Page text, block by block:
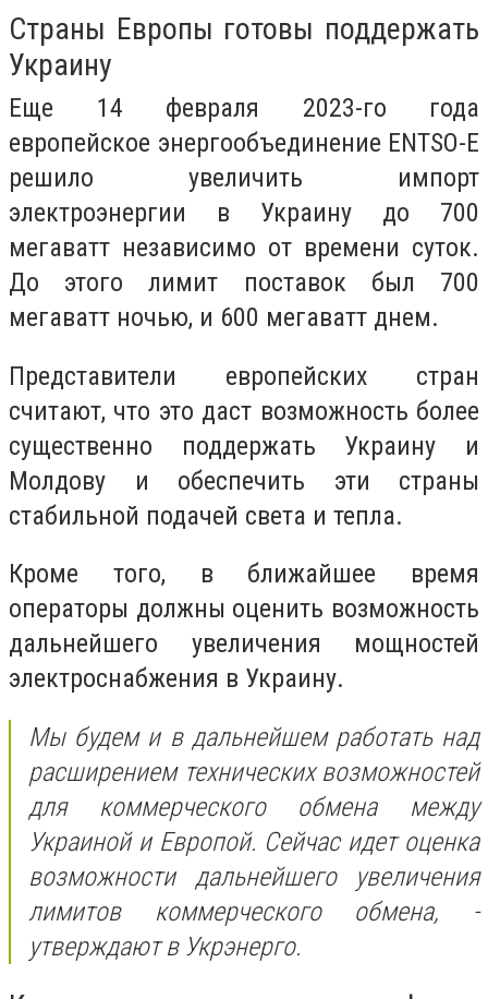
Страны Европы готовы поддержать
Украину
Еще 14 февраля 2023-го года
европейское энергообъединение ENTSO-E
решило увеличить импорт
электроэнергии в Украину до 700
мегаватт независимо от времени суток.
До этого лимит поставок был 700
мегаватт ночью, и 600 мегаватт днем.
Представители европейских стран
считают, что это даст возможность более
существенно поддержать Украину и
Молдову и обеспечить эти страны
стабильной подачей света и тепла.
Кроме того, в ближайшее время
операторы должны оценить возможность
дальнейшего увеличения мощностей
электроснабжения в Украину.
Мы будем и в дальнейшем работать над
расширением технических возможностей
для коммерческого обмена между
Украиной и Европой. Сейчас идет оценка
возможности дальнейшего увеличения
лимитов коммерческого обмена, -
утверждают в Укрэнерго.